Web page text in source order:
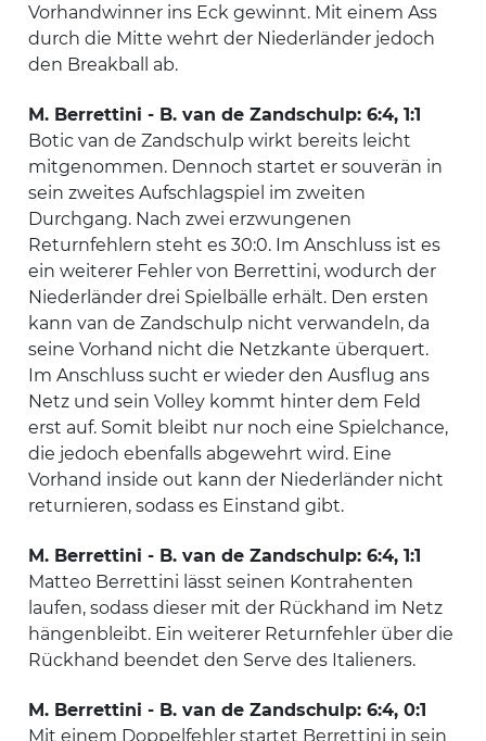
Vorhandwinner ins Eck gewinnt. Mit einem Ass
durch die Mitte wehrt der Niederländer jedoch
den Breakball ab.
M. Berrettini - B. van de Zandschulp: 6:4, 1:1
Botic van de Zandschulp wirkt bereits leicht
mitgenommen. Dennoch startet er souverän in
sein zweites Aufschlagspiel im zweiten
Durchgang. Nach zwei erzwungenen
Returnfehlern steht es 30:0. Im Anschluss ist es
ein weiterer Fehler von Berrettini, wodurch der
Niederländer drei Spielbälle erhält. Den ersten
kann van de Zandschulp nicht verwandeln, da
seine Vorhand nicht die Netzkante überquert.
Im Anschluss sucht er wieder den Ausflug ans
Netz und sein Volley kommt hinter dem Feld
erst auf. Somit bleibt nur noch eine Spielchance,
die jedoch ebenfalls abgewehrt wird. Eine
Vorhand inside out kann der Niederländer nicht
returnieren, sodass es Einstand gibt.
M. Berrettini - B. van de Zandschulp: 6:4, 1:1
Matteo Berrettini lässt seinen Kontrahenten
laufen, sodass dieser mit der Rückhand im Netz
hängenbleibt. Ein weiterer Returnfehler über die
Rückhand beendet den Serve des Italieners.
M. Berrettini - B. van de Zandschulp: 6:4, 0:1
Mit einem Doppelfehler startet Berrettini in sein